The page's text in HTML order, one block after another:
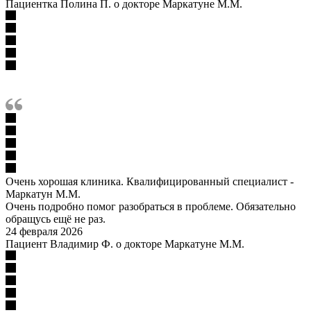
Пациентка Полина П. о докторе Маркатуне М.М.
Очень хорошая клиника. Квалифицированный специалист -
Маркатун М.М.
Очень подробно помог разобраться в проблеме. Обязательно
обращусь ещё не раз.
24 февраля 2026
Пациент Владимир Ф. о докторе Маркатуне М.М.